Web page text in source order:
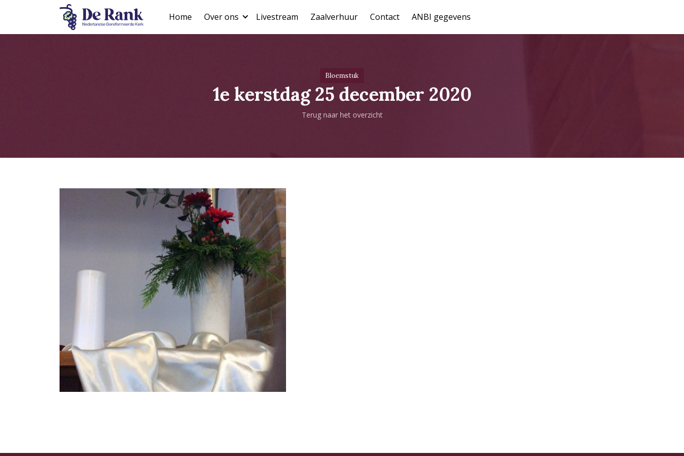
Home Over ons Livestream Zaalverhuur Contact ANBI gegevens
Bloemstuk
1e kerstdag 25 december 2020
Terug naar het overzicht